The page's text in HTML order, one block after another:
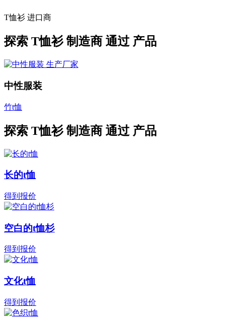
T恤衫 进口商
探索 T恤衫 制造商 通过 产品
中性服装
竹t恤
探索 T恤衫 制造商 通过 产品
长的t恤
得到报价
空白的t恤杉
得到报价
文化t恤
得到报价